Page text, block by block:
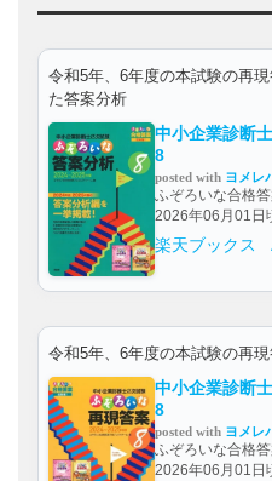
令和5年、6年度の本試験の再
た答案分析
中小企業診断
8
posted with ヨメレ
ふぞろいな合格
2026年06月01日
楽天ブックス
令和5年、6年度の本試験の再
中小企業診断
8
posted with ヨメレ
ふぞろいな合格
2026年06月01日